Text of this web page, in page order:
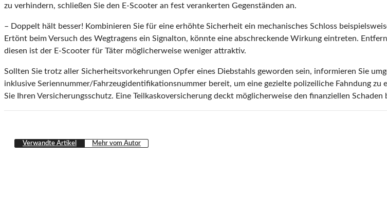
zu verhindern, schließen Sie den E-Scooter an fest verankerten Gegenständen an.
– Doppelt hält besser! Kombinieren Sie für eine erhöhte Sicherheit ein mechanisches Schloss
Ertönt beim Versuch des Wegtragens ein Signalton, könnte eine abschreckende Wirkung eintreten.
diesen ist der E-Scooter für Täter möglicherweise weniger attraktiv.
Sollten Sie trotz aller Sicherheitsvorkehrungen Opfer eines Diebstahls geworden sein, informieren Sie
inklusive Seriennummer/Fahrzeugidentifikationsnummer bereit, um eine gezielte polizeiliche Fahndung
Sie Ihren Versicherungsschutz. Eine Teilkaskoversicherung deckt möglicherweise den finanziellen Schaden
Verwandte Artikel Mehr vom Autor